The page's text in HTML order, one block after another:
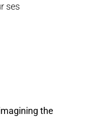
ses
the